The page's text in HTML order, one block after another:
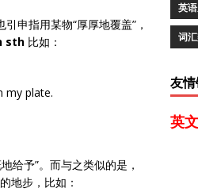
申指用某物“厚厚地覆盖”，
sth 比如：
my plate.
给予”。而与之类似的是，
地步，比如：
英
词
友
英